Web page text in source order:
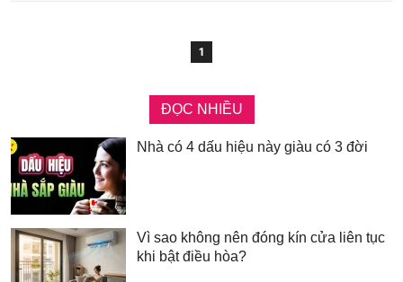
1
ĐỌC NHIỀU
Nhà có 4 dấu hiệu này giàu có 3 đời
Vì sao không nên đóng kín cửa liên tục
khi bật điều hòa?